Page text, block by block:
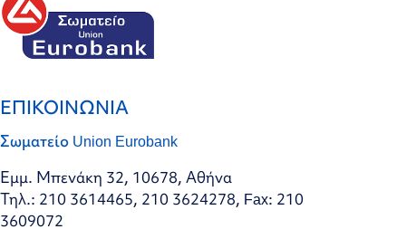
ΕΠΙΚΟΙΝΩΝΙΑ
Σωματείο Union Eurobank
Εμμ. Μπενάκη 32, 10678, Αθήνα
Τηλ.: 210 3614465, 210 3624278, Fax: 210
3609072